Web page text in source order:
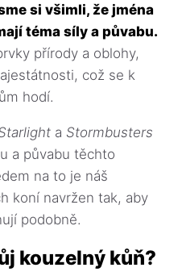
si všimli, že jména
téma síly a půvabu.
přírody a oblohy,
což se k
hodí.
a Stormbusters
a půvabu těchto
na to je náš
koní navržen tak, aby
podobně.
kouzelný kůň?